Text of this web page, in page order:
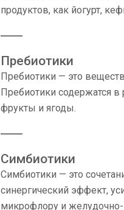
продуктов, как йогурт,
Пребиотики
Пребиотики — это
Пребиотики содержатся
фрукты и ягоды.
Симбиотики
Симбиотики — это
синергический эффект,
микрофлору и